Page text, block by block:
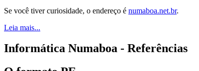
Se você tiver curiosidade, o endereço é numaboa.net.br.
Leia mais...
Informática Numaboa - Referências